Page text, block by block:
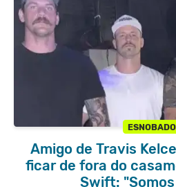
Amigo de Travis
ficar de fora do
Swift: